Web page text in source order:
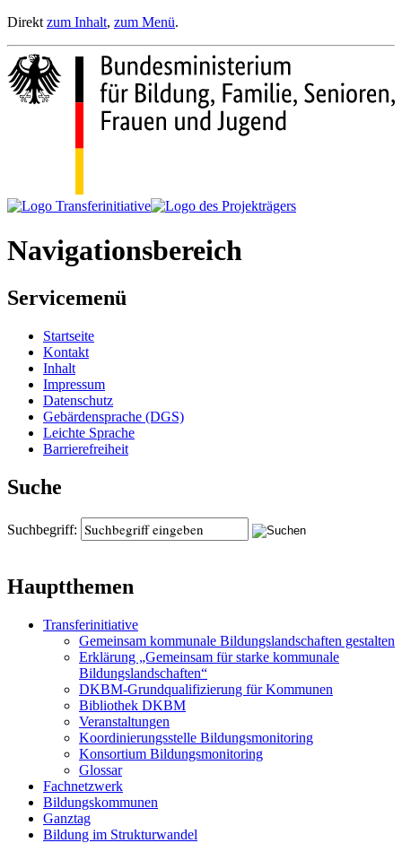
Direkt zum Inhalt, zum Menü.
Navigationsbereich
Servicemenü
Startseite
Kontakt
Inhalt
Impressum
Datenschutz
Gebärdensprache (DGS)
Leichte Sprache
Barrierefreiheit
Suche
Suchbegriff:
Hauptthemen
Transferinitiative
Gemeinsam kommunale Bildungslandschaften gestalten
Erklärung „Gemeinsam für starke kommunale
Bildungslandschaften“
DKBM-Grundqualifizierung für Kommunen
Bibliothek DKBM
Veranstaltungen
Koordinierungsstelle Bildungsmonitoring
Konsortium Bildungsmonitoring
Glossar
Fachnetzwerk
Bildungskommunen
Ganztag
Bildung im Strukturwandel